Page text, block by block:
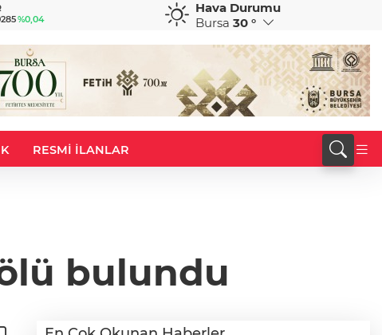
%0,04 %-0,02
CHF
58,8432
Hava Durumu
Bursa 30 °
RESMİ İLANLAR
bulundu